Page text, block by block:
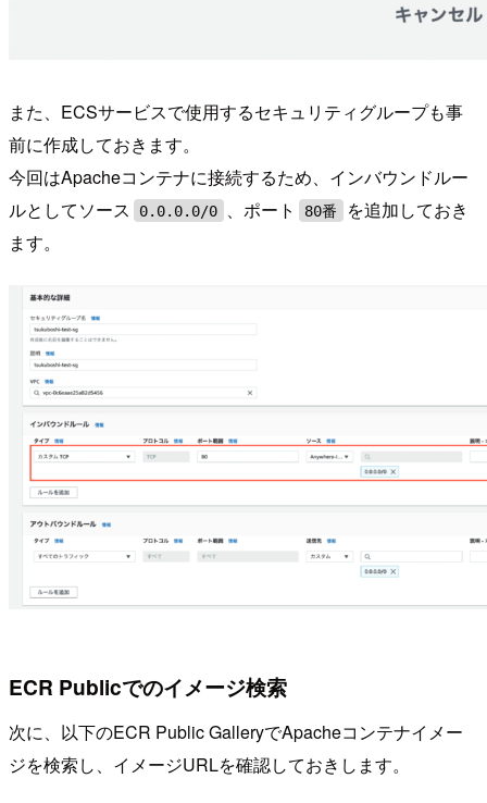
また、ECSサービスで使用するセキュリティグループも事
前に作成しておきます。
今回はApacheコンテナに接続するため、インバウンドルー
ルとしてソース
0.0.0.0/0 、ポート 80番
を追加しておき
ます。
ECR Publicでのイメージ検索
次に、以下のECR Public GalleryでApacheコンテナイメー
ジを検索し、イメージURLを確認しておきします。